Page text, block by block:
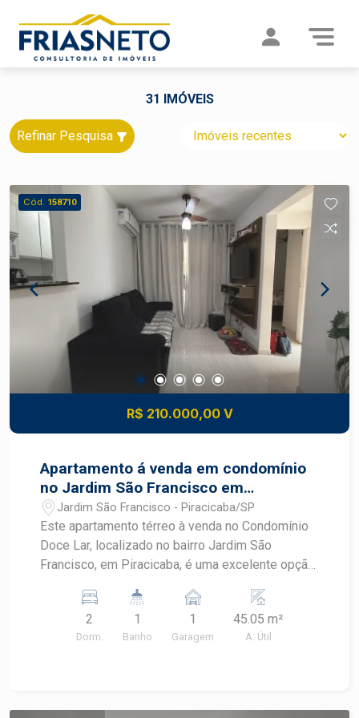
31 IMÓVEIS
Refinar Pesquisa
Cód. 158710
R$ 210.000,00 V
Apartamento á venda em condomínio
no Jardim São Francisco em
Piracicaba
Jardim São Francisco - Piracicaba/SP
Este apartamento térreo à venda no Condomínio
Doce Lar, localizado no bairro Jardim São
Francisco, em Piracicaba, é uma excelente opção
segurança. Com planta funcional e condomínio
com lazer completo, o imóvel oferece qualidade
de vida para toda a família em uma localização
2
Dorm.
1
Banho
1
Garagem
45.05 m²
A. Útil